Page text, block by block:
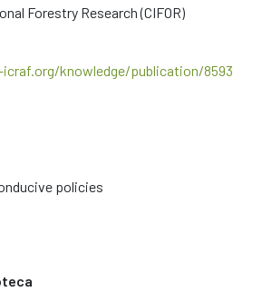
Forestry Research (CIFOR)
knowledge/publication/8593
policies